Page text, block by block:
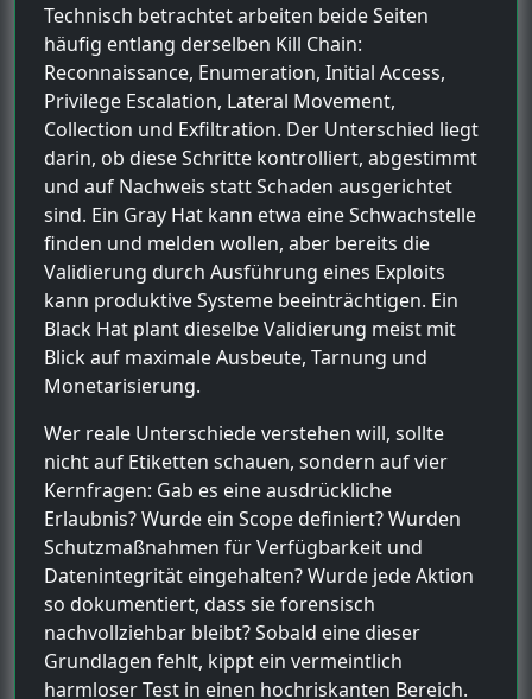
Technisch betrachtet arbeiten beide Seiten
häufig entlang derselben Kill Chain:
Reconnaissance, Enumeration, Initial Access,
Privilege Escalation, Lateral Movement,
Collection und Exfiltration. Der Unterschied liegt
darin, ob diese Schritte kontrolliert, abgestimmt
und auf Nachweis statt Schaden ausgerichtet
sind. Ein Gray Hat kann etwa eine Schwachstelle
finden und melden wollen, aber bereits die
Validierung durch Ausführung eines Exploits
kann produktive Systeme beeinträchtigen. Ein
Black Hat plant dieselbe Validierung meist mit
Blick auf maximale Ausbeute, Tarnung und
Monetarisierung.
Wer reale Unterschiede verstehen will, sollte
nicht auf Etiketten schauen, sondern auf vier
Kernfragen: Gab es eine ausdrückliche
Erlaubnis? Wurde ein Scope definiert? Wurden
Schutzmaßnahmen für Verfügbarkeit und
Datenintegrität eingehalten? Wurde jede Aktion
so dokumentiert, dass sie forensisch
nachvollziehbar bleibt? Sobald eine dieser
Grundlagen fehlt, kippt ein vermeintlich
harmloser Test in einen hochriskanten Bereich.